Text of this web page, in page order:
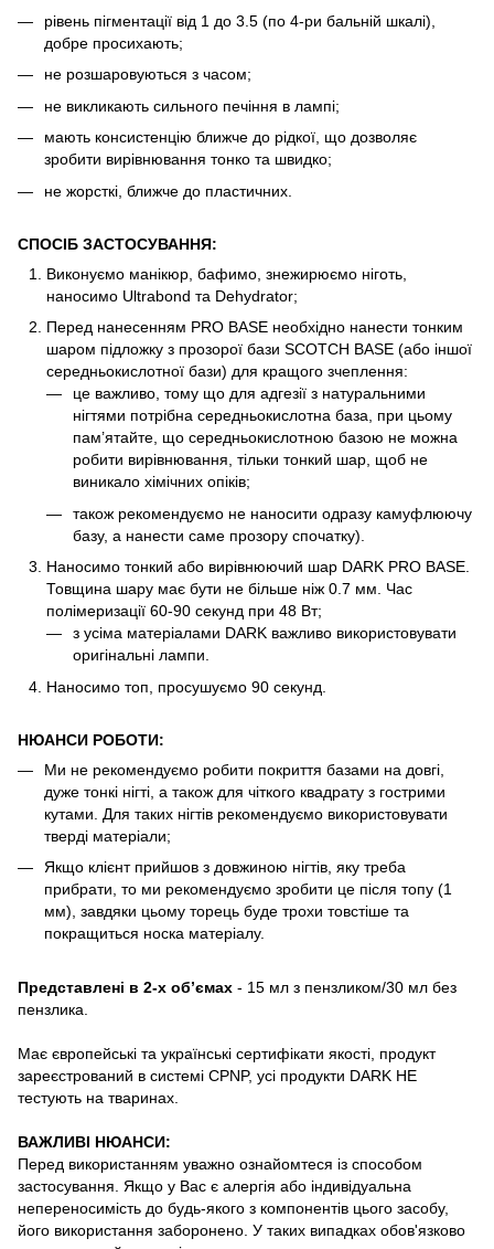
рівень пігментації від 1 до 3.5 (по 4-ри бальній шкалі),
добре просихають;
не розшаровуються з часом;
не викликають сильного печіння в лампі;
мають консистенцію ближче до рідкої, що дозволяє
зробити вирівнювання тонко та швидко;
не жорсткі, ближче до пластичних.
СПОСІБ ЗАСТОСУВАННЯ:
Виконуємо манікюр, бафимо, знежирюємо ніготь,
наносимо Ultrabond та Dehydrator;
Перед нанесенням PRO BASE необхідно нанести тонким
шаром підложку з прозорої бази SCOTCH BASE (або іншої
середньокислотної бази) для кращого зчеплення:
це важливо, тому що для адгезії з натуральними
нігтями потрібна середньокислотна база, при цьому
пам’ятайте, що середньокислотною базою не можна
робити вирівнювання, тільки тонкий шар, щоб не
виникало хімічних опіків;
також рекомендуємо не наносити одразу камуфлюючу
базу, а нанести саме прозору спочатку).
Наносимо тонкий або вирівнюючий шар DARK PRO BASE.
Товщина шару має бути не більше ніж 0.7 мм. Час
полімеризації 60-90 секунд при 48 Вт;
з усіма матеріалами DARK важливо використовувати
оригінальні лампи.
Наносимо топ, просушуємо 90 секунд.
НЮАНСИ РОБОТИ:
Ми не рекомендуємо робити покриття базами на довгі,
дуже тонкі нігті, а також для чіткого квадрату з гострими
кутами. Для таких нігтів рекомендуємо використовувати
тверді матеріали;
Якщо клієнт прийшов з довжиною нігтів, яку треба
прибрати, то ми рекомендуємо зробити це після топу (1
мм), завдяки цьому торець буде трохи товстіше та
покращиться носка матеріалу.
Представлені в 2-х об’ємах - 15 мл з пензликом/30 мл без
пензлика.
Має європейські та українські сертифікати якості, продукт
зареєстрований в системі CPNP, усі продукти DARK НЕ
тестують на тваринах.
ВАЖЛИВІ НЮАНСИ:
Перед використанням уважно ознайомтеся із способом
застосування. Якщо у Вас є алергія або індивідуальна
непереносимість до будь-якого з компонентів цього засобу,
його використання заборонено. У таких випадках обов'язково